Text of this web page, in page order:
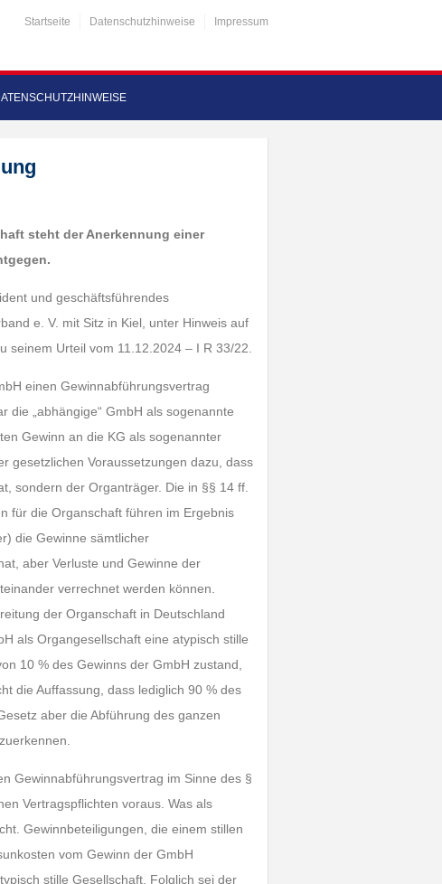
Startseite Datenschutzhinweise Impressum
steht der Anerkennung einer
und geschäftsführendes
e. V. mit Sitz in Kiel, unter Hinweis auf
Urteil vom 11.12.2024 – I R 33/22.
einen Gewinnabführungsvertrag
die „abhängige“ GmbH als sogenannte
Gewinn an die KG als sogenannter
gesetzlichen Voraussetzungen dazu, dass
sondern der Organträger. Die in §§ 14 ff.
für die Organschaft führen im Ergebnis
die Gewinne sämtlicher
aber Verluste und Gewinne der
verrechnet werden können.
der Organschaft in Deutschland
als Organgesellschaft eine atypisch stille
10 % des Gewinns der GmbH zustand,
die Auffassung, dass lediglich 90 % des
aber die Abführung des ganzen
Gewinnabführungsvertrag im Sinne des §
Vertragspflichten voraus. Was als
Gewinnbeteiligungen, die einem stillen
vom Gewinn der GmbH
stille Gesellschaft. Folglich sei der